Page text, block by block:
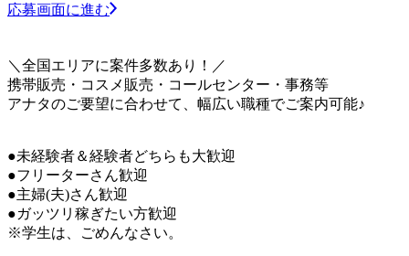
応募画面に進む
＼全国エリアに案件多数あり！／
携帯販売・コスメ販売・コールセンター・事務等
アナタのご要望に合わせて、幅広い職種でご案内可能♪
●未経験者＆経験者どちらも大歓迎
●フリーターさん歓迎
●主婦(夫)さん歓迎
●ガッツリ稼ぎたい方歓迎
※学生は、ごめんなさい。